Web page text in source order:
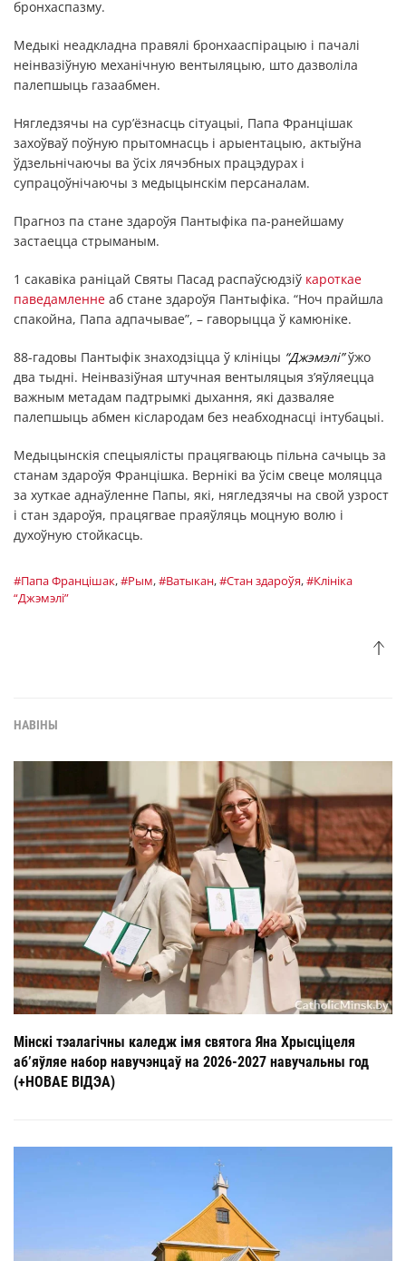
бронхаспазму.
Медыкі неадкладна правялі бронхааспірацыю і пачалі
неінвазіўную механічную вентыляцыю, што дазволіла
палепшыць газаабмен.
Нягледзячы на сур’ёзнасць сітуацыі, Папа Францішак
захоўваў поўную прытомнасць і арыентацыю, актыўна
ўдзельнічаючы ва ўсіх лячэбных працэдурах і
супрацоўнічаючы з медыцынскім персаналам.
Прагноз па стане здароўя Пантыфіка па-ранейшаму
застаецца стрыманым.
1 сакавіка раніцай Святы Пасад распаўсюдзіў кароткае
паведамленне аб стане здароўя Пантыфіка. “Ноч прайшла
спакойна, Папа адпачывае”, – гаворыцца ў камюніке.
88-гадовы Пантыфік знаходзіцца ў клініцы “Джэмэлі”ўжо
два тыдні. Неінвазіўная штучная вентыляцыя з’яўляецца
важным метадам падтрымкі дыхання, які дазваляе
палепшыць абмен кіслародам без неабходнасці інтубацыі.
Медыцынскія спецыялісты працягваюць пільна сачыць за
станам здароўя Францішка. Вернікі ва ўсім свеце моляцца
за хуткае аднаўленне Папы, які, нягледзячы на свой узрост
і стан здароўя, працягвае праяўляць моцную волю і
духоўную стойкасць.
#Папа Францішак,#Рым,#Ватыкан,#Стан здароўя,#Клініка
“Джэмэлі”
НАВІНЫ
Мінскі тэалагічны каледж імя святога Яна Хрысціцеля
аб’яўляе набор навучэнцаў на 2026-2027 навучальны год
(+НОВАЕ ВІДЭА)